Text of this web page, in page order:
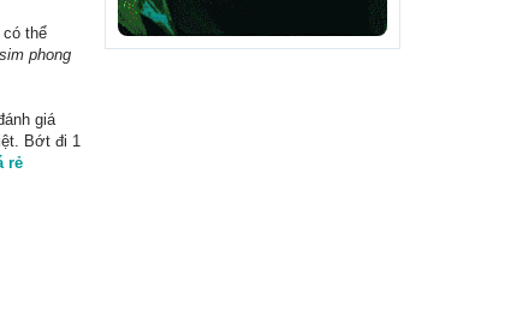
thể
sim phong
giá
Bớt đi 1
rẻ